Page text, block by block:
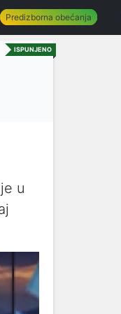
Predizborna obećanja
ISPUNJENO
u